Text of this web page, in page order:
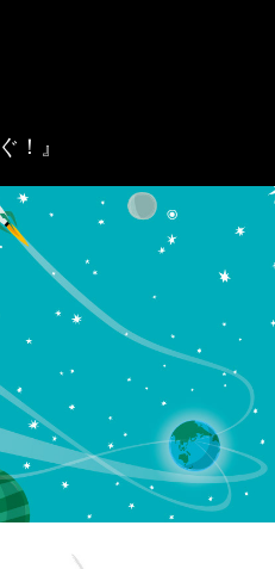
！』